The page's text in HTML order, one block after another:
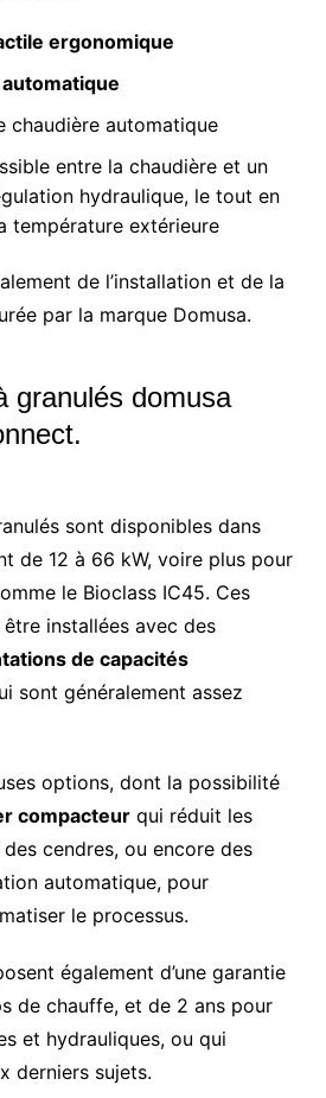
ergonomique
chaudière automatique
entre la chaudière et un
hydraulique, le tout en
température extérieure
de l’installation et de la
par la marque Domusa.
granulés domusa
sont disponibles dans
de 12 à 66 kW, voire plus pour
le Bioclass IC45. Ces
installées avec des
de capacités
sont généralement assez
options, dont la possibilité
compacteurqui réduit les
cendres, ou encore des
automatique, pour
le processus.
également d’une garantie
de chauffe, et de 2 ans pour
et hydrauliques, ou qui
derniers sujets.